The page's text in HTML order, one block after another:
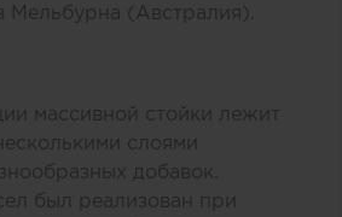
Мельбурна (Австралия).
массивной стойки лежит
слоями
добавок.
был реализован при